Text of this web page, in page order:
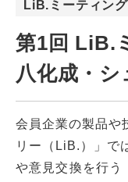
LiB.ミーティング
第1回 LiB.
八化成・シ
会員企業の製品や
リー（LiB.）」で
や意見交換を行う